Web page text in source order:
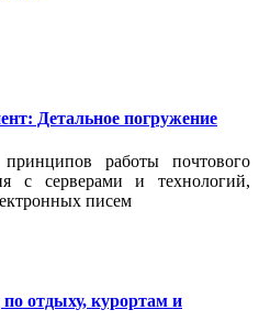
Детальное погружение
работы почтового
с серверами и технологий,
писем
отдыху, курортам и